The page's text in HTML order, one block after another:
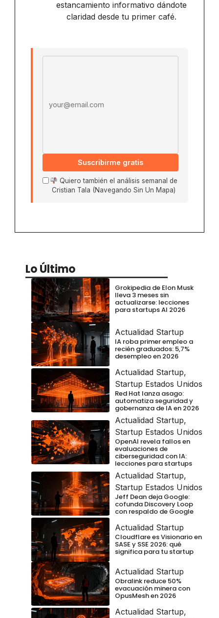
estancamiento informativo dándote
claridad desde tu primer café.
Suscribirme gratis
Quiero también el análisis semanal de
Cristian Tala (Navegando Sin Un Mapa)
Lo Último
Grokipedia de Elon Musk
lleva 3 meses sin
actualizarse: lecciones
para startups AI 2026
Actualidad Startup
IA roba primer empleo a
recién graduados: 5,7%
desempleo en 2026
Actualidad Startup,
Startup Estados Unidos
Red Hat lanza asago:
automatiza seguridad y
gobernanza de IA en 2026
Actualidad Startup,
Startup Estados Unidos
OpenAI revela fallos en
evaluaciones de
ciberseguridad con IA:
lecciones para startups
Actualidad Startup,
Startup Estados Unidos
Jeff Dean deja Google:
cofunda Discovery Loop
con respaldo de Google
Actualidad Startup
Cloudflare es Visionario en
SASE y SSE 2026: qué
significa para tu startup
Actualidad Startup
Obralink reduce 50%
evacuación minera con
OpusMesh en 2026
Actualidad Startup,